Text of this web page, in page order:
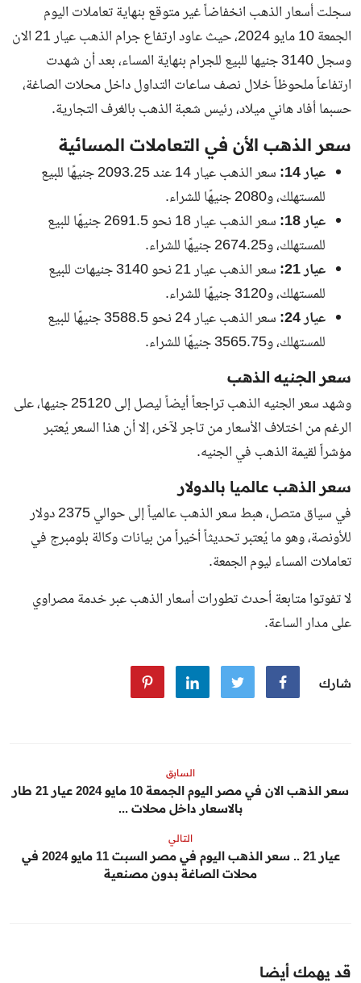
سجلت أسعار الذهب انخفاضاً غير متوقع بنهاية تعاملات اليوم
الجمعة 10 مايو 2024، حيث عاود ارتفاع جرام الذهب عيار 21 الان
وسجل 3140 جنيها للبيع للجرام بنهاية المساء، بعد أن شهدت
ارتفاعاً ملحوظاً خلال نصف ساعات التداول داخل محلات الصاغة،
حسبما أفاد هاني ميلاد، رئيس شعبة الذهب بالغرف التجارية.
سعر الذهب الأن في التعاملات المسائية
عيار 14: سعر الذهب عيار 14 عند 2093.25جنيهًا للبيع
للمستهلك، و2080جنيهًا للشراء.
عيار 18:
سعر الذهب عيار 18 نحو 2691.5جنيهًا للبيع
للمستهلك، و2674.25جنيهًا للشراء.
عيار 21:
سعر الذهب عيار 21 نحو 3140جنيهات للبيع
للمستهلك، و3120جنيهًا للشراء.
عيار 24:
سعر الذهب عيار 24 نحو 3588.5جنيهًا للبيع
للمستهلك، و3565.75جنيهًا للشراء.
سعر الجنيه الذهب
وشهد سعر الجنيه الذهب تراجعاً أيضاً ليصل إلى25120جنيها، على
الرغم من اختلاف الأسعار من تاجر لآخر، إلا أن هذا السعر يُعتبر
مؤشراً لقيمة الذهب في الجنيه.
سعر الذهب عالميا بالدولار
في سياق متصل، هبط سعر الذهب عالمياً إلى حوالي 2375 دولار
للأونصة، وهو ما يُعتبر تحديثاً أخيراً من بيانات وكالة بلومبرج في
تعاملات المساء ليوم الجمعة.
لا تفوتوا متابعة أحدث تطورات أسعار الذهب عبر خدمة مصراوي
على مدار الساعة.
شارك
السابق
سعر الذهب الان في مصر اليوم الجمعة 10 مايو 2024 عيار 21 طار
بالاسعار داخل محلات ...
التالي
عيار 21 .. سعر الذهب اليوم في مصر السبت 11 مايو 2024 في
محلات الصاغة بدون مصنعية
قد يهمك أيضا